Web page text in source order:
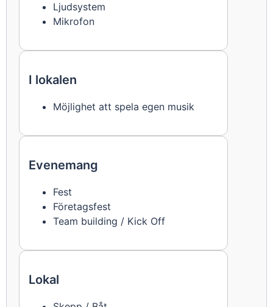
Ljudsystem
Mikrofon
I lokalen
Möjlighet att spela egen musik
Evenemang
Fest
Företagsfest
Team building / Kick Off
Lokal